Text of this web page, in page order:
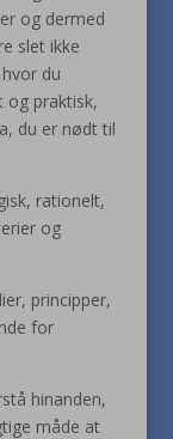
og dermed
slet ikke
du
og praktisk,
du er nødt til
rationelt,
og
principper,
for
hinanden,
måde at